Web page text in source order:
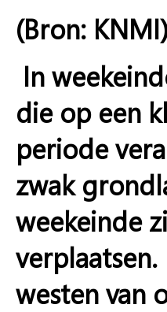
(Bron:
In
die op een
periode
zwak
weekeinde
westen van